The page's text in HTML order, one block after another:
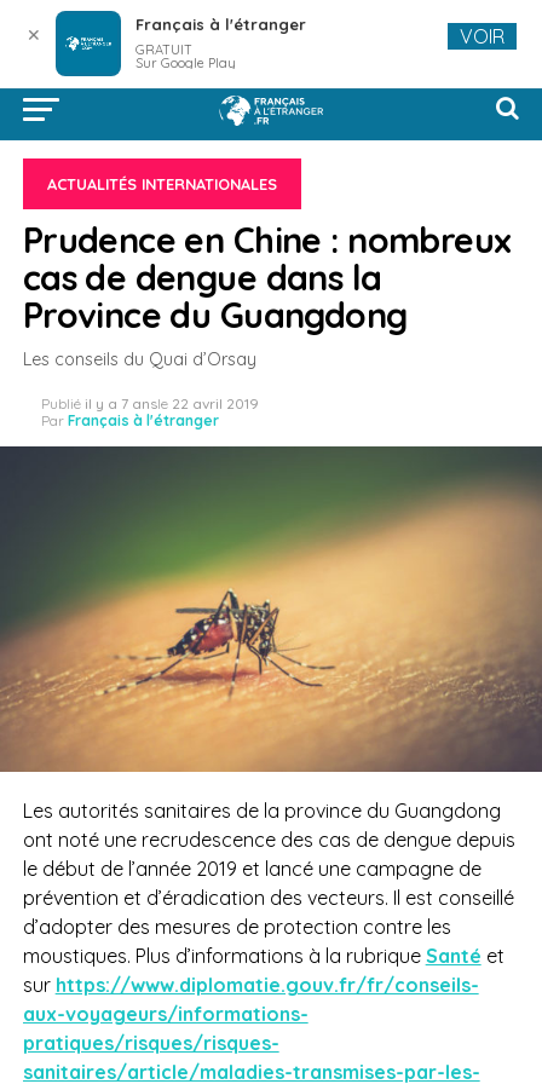
ACTUALITÉS INTERNATIONALES
Prudence en Chine : nombreux
cas de dengue dans la
Province du Guangdong
Les conseils du Quai d’Orsay
Publié il y a 7 ansle 22 avril 2019
Par Français à l'étranger
Les autorités sanitaires de la province du Guangdong
ont noté une recrudescence des cas de dengue depuis
le début de l’année 2019 et lancé une campagne de
prévention et d’éradication des vecteurs. Il est conseillé
d’adopter des mesures de protection contre les
moustiques. Plus d’informations à la rubrique Santé et
sur https://www.diplomatie.gouv.fr/fr/conseils-
aux-voyageurs/informations-
pratiques/risques/risques-
sanitaires/article/maladies-transmises-par-les-
✕ Français à l'étranger
GRATUIT
Sur Google Play
VOIR